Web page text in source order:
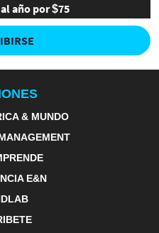
año por $75
& MUNDO
E&N